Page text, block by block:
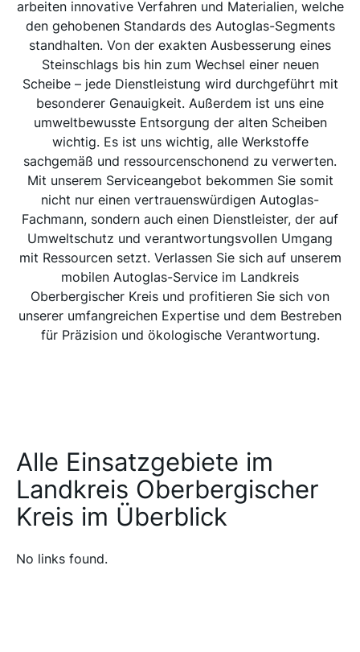
arbeiten innovative Verfahren und Materialien, welche
den gehobenen Standards des Autoglas-Segments
standhalten. Von der exakten Ausbesserung eines
Steinschlags bis hin zum Wechsel einer neuen
Scheibe – jede Dienstleistung wird durchgeführt mit
besonderer Genauigkeit. Außerdem ist uns eine
umweltbewusste Entsorgung der alten Scheiben
wichtig. Es ist uns wichtig, alle Werkstoffe
sachgemäß und ressourcenschonend zu verwerten.
Mit unserem Serviceangebot bekommen Sie somit
nicht nur einen vertrauenswürdigen Autoglas-
Fachmann, sondern auch einen Dienstleister, der auf
Umweltschutz und verantwortungsvollen Umgang
mit Ressourcen setzt. Verlassen Sie sich auf unserem
mobilen Autoglas-Service im Landkreis
Oberbergischer Kreis und profitieren Sie sich von
unserer umfangreichen Expertise und dem Bestreben
für Präzision und ökologische Verantwortung.
Alle Einsatzgebiete im
Landkreis Oberbergischer
Kreis im Überblick
No links found.